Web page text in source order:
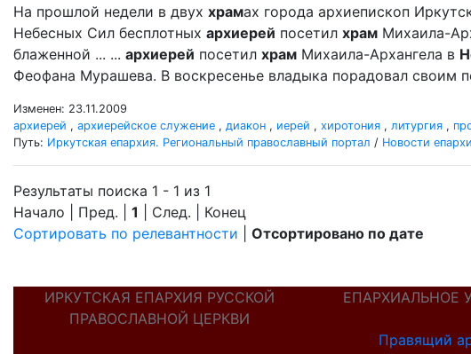
На прошлой недели в двух храмах города архиепископ
Небесных Сил бесплотных архиерей посетил храм Михаила-
блаженной ... ... архиерей посетил храм Михаила-Архангела в
Феофана Мурашева. В воскресенье владыка порадовал своим
Изменен: 23.11.2009
архиерей , архиерейское служение , диакон , иерей , хиротония , литургия ,
Путь: Иркутская епархия. Региональный православный портал / Новости
Результаты поиска 1 - 1 из 1
Начало | Пред. | 1 | След. | Конец
Сортировать по релевантности
Отсортировано по дате
ИРКУТСКАЯ ЕПАРХИЯ РУССКОЙ
ПРАВОСЛАВНОЙ ЦЕРКВИ
ЕПАРХИАЛЬНОЕ
Правящий